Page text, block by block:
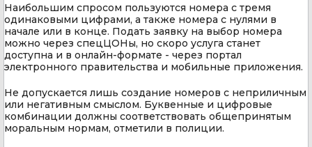
Наибольшим спросом пользуются номера с тремя
одинаковыми цифрами, а также номера с нулями в
начале или в конце. Подать заявку на выбор номера
можно через спецЦОНы, но скоро услуга станет
доступна и в онлайн-формате - через портал
электронного правительства и мобильные приложения.
Не допускается лишь создание номеров с неприличным
или негативным смыслом. Буквенные и цифровые
комбинации должны соответствовать общепринятым
моральным нормам, отметили в полиции.